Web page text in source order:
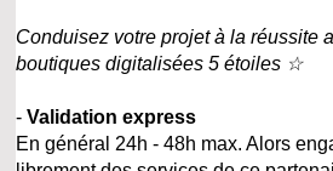
Conduisez votre projet à la réussite
boutiques digitalisées 5 étoiles ☆
-Validation express
En général 24h - 48h max. Alors